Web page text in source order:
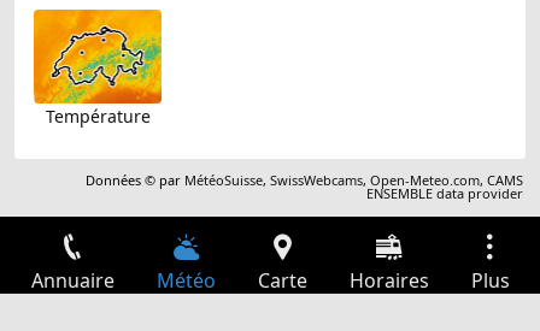
Température
Données © par MétéoSuisse,SwissWebcams,Open-Meteo.com,CAMS
ENSEMBLE data provider
Annuaire Météo Carte Horaires Plus